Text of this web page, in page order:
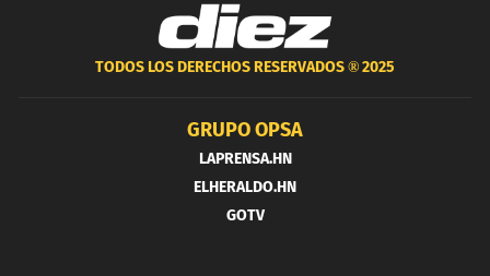
TODOS LOS DERECHOS RESERVADOS ®2025
GRUPO OPSA
LAPRENSA.HN
ELHERALDO.HN
GOTV